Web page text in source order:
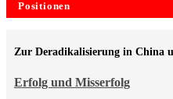
Positionen
Erfolg und Misserfolg
Zur Deradikalisierung in China